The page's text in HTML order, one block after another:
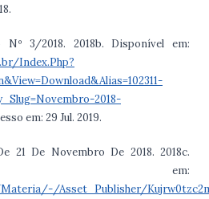
3/2018. 2018b. Disponível em:
Index.Php?
2018-
em: 29 Jul. 2019.
21 De Novembro De 2018. 2018c.
em:
Asset_Publisher/